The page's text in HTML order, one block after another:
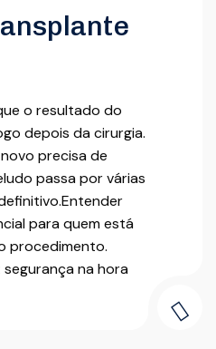
o resultado do
depois da cirurgia.
precisa de
passa por várias
para quem está
procedimento.
na hora